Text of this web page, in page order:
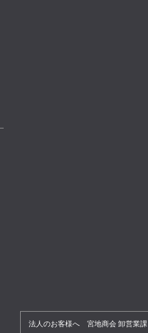
法人のお客様へ 宮地商会 卸営業課